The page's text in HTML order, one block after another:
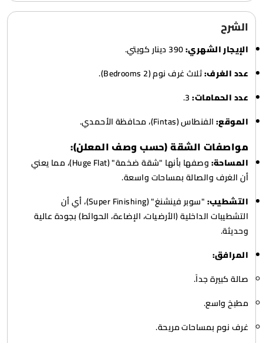
الشرح
الإيجار الشهري:
عدد الغرف:ثلاث غرف نوم (2 Bedrooms).
عدد الحمامات:3.
الموقع:الفنطاس (Fintas)، محافظة الأحمدي.
مواصفات الشقة (حسب وصف المعلن):
المساحة:
وصفها بأنها "شقة ضخمة" (Huge Flat)، مما يعني
أن الغرف والصالة بمساحات واسعة.
التشطيب:
"سوبر فينشنغ" (Super Finishing)، أي أن
التشطيبات الداخلية (الأرضيات، الإضاءة، الحوائط) بجودة عالية
وحديثة.
المرافق:
صالة كبيرة جداً.
مطبخ واسع.
غرف نوم بمساحات مريحة.